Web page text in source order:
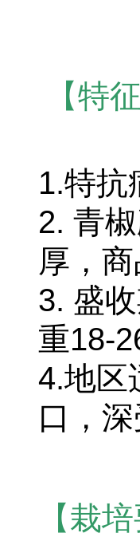
【特
1.特抗
2. 青
厚，商
3. 盛
重18-
4.地区
口，
【栽